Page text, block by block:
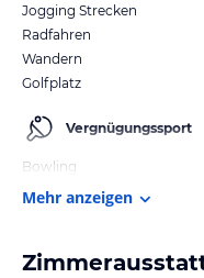
Jogging Strecken
Radfahren
Wandern
Golfplatz
Vergnügungssport
Bowling
Mehr anzeigen